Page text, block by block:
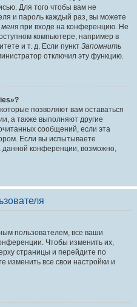
Для того чтобы вам не
и пароль каждый раз, вы можете
при входе на конференцию. Не
компьютере, например в
и т. д. Если пункт Запомнить
отключил эту функцию.
позволяют вам оставаться
а также выполняют другие
сообщений, если эта
Если вы испытываете
данной конференции, возможно,
пользователем, все ваши
Чтобы изменить их,
страницы и перейдите по
изменить все свои настройки и